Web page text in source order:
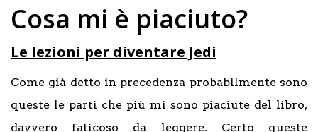
Cosa mi è piaciuto?
Le lezioni per diventare Jedi
Come già detto in precedenza probabilmente sono
queste le parti che più mi sono piaciute del libro,
davvero faticoso da leggere. Certo queste